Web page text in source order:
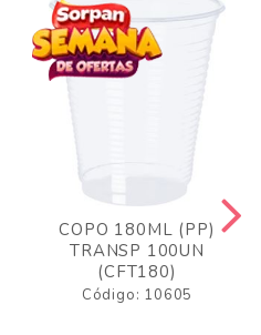
COPO 180ML (PP)
TRANSP 100UN
(CFT180)
Código: 10605